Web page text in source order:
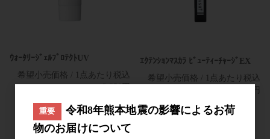
ｳｫｰﾀﾘｰｼﾞｪﾙﾌﾟﾛﾃｸﾄUV
希望小売価格 / 1点あたり税込
3,850円
ｴｸﾃﾝｼｮﾝﾏｽｶﾗ ﾋﾞｭｰﾃｨｰﾁｬｰｼﾞEX
希望小売価格 / 1点あたり税込
14件中 1〜12件目
重要
令和8年熊本地震の影響によるお荷
物のお届けについて